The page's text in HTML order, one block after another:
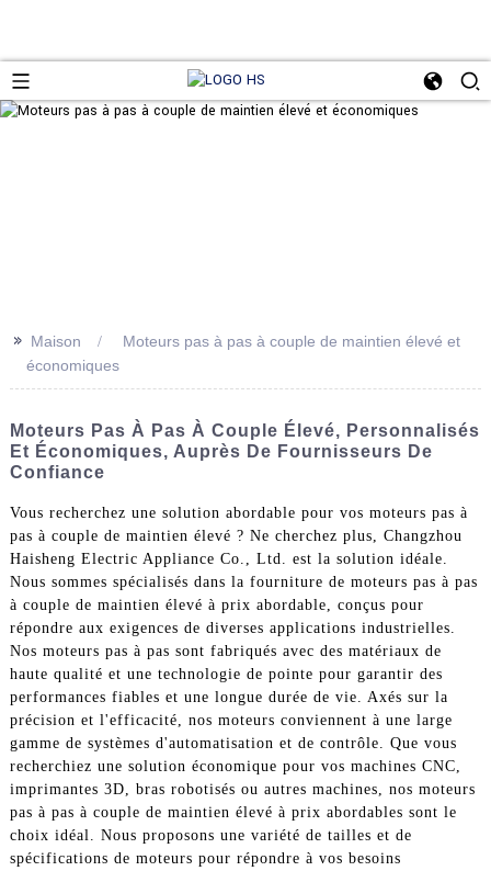
>> Maison
Moteurs pas à pas à couple de maintien élevé et
économiques
Moteurs Pas À Pas À Couple Élevé, Personnalisés
Et Économiques, Auprès De Fournisseurs De
Confiance
Vous recherchez une solution abordable pour vos moteurs pas à
pas à couple de maintien élevé ? Ne cherchez plus, Changzhou
Haisheng Electric Appliance Co., Ltd. est la solution idéale.
Nous sommes spécialisés dans la fourniture de moteurs pas à pas
à couple de maintien élevé à prix abordable, conçus pour
répondre aux exigences de diverses applications industrielles.
Nos moteurs pas à pas sont fabriqués avec des matériaux de
haute qualité et une technologie de pointe pour garantir des
performances fiables et une longue durée de vie. Axés sur la
précision et l'efficacité, nos moteurs conviennent à une large
gamme de systèmes d'automatisation et de contrôle. Que vous
recherchiez une solution économique pour vos machines CNC,
imprimantes 3D, bras robotisés ou autres machines, nos moteurs
pas à pas à couple de maintien élevé à prix abordables sont le
choix idéal. Nous proposons une variété de tailles et de
spécifications de moteurs pour répondre à vos besoins